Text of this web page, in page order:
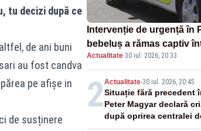
tu decizi după ce
de ani buni
au fost candva
pe afișe in
de susținere
Intervenție de urgență în
bebeluș a rămas captiv
autoturism din cauza unei
Actualitate·30 iul. 2026, 20:33
2Actualitate-30 iul. 2026, 20:45
Situație fără precedent
Peter Magyar declară
după oprirea centralei